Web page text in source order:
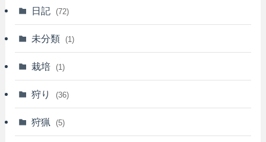
日記 (72)
未分類 (1)
栽培 (1)
狩り (36)
狩猟 (5)